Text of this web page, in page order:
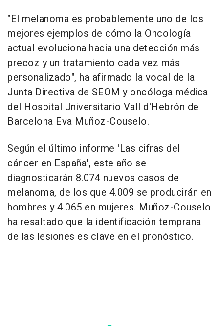
"El melanoma es probablemente uno de los
mejores ejemplos de cómo la Oncología
actual evoluciona hacia una detección más
precoz y un tratamiento cada vez más
personalizado", ha afirmado la vocal de la
Junta Directiva de SEOM y oncóloga médica
del Hospital Universitario Vall d'Hebrón de
Barcelona Eva Muñoz-Couselo.
Según el último informe 'Las cifras del
cáncer en España', este año se
diagnosticarán 8.074 nuevos casos de
melanoma, de los que 4.009 se producirán en
hombres y 4.065 en mujeres. Muñoz-Couselo
ha resaltado que la identificación temprana
de las lesiones es clave en el pronóstico.